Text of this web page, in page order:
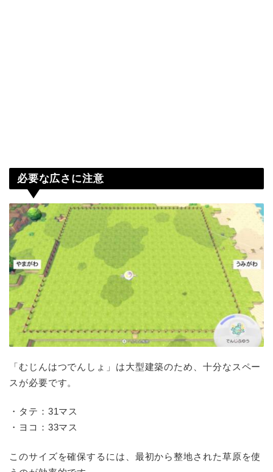
必要な広さに注意
「むじんはつでんしょ」は大型建築のため、十分なスペー
スが必要です。
・タテ：31マス
・ヨコ：33マス
このサイズを確保するには、最初から整地された草原を使